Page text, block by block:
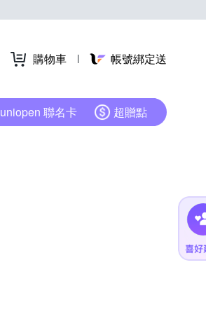
購物車 帳號綁定送
uniopen 聯名卡 超贈點